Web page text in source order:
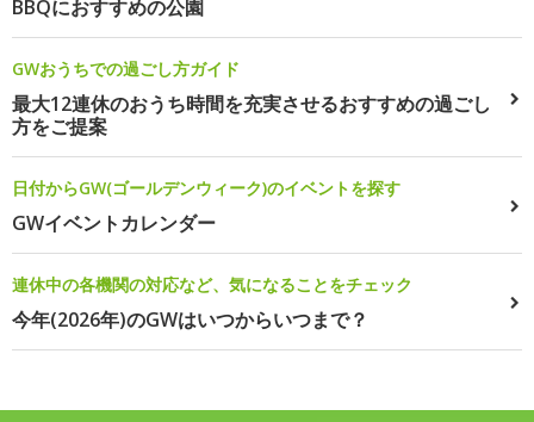
BBQにおすすめの公園
GWおうちでの過ごし方ガイド
最大12連休のおうち時間を充実させるおすすめの過ごし
方をご提案
日付からGW(ゴールデンウィーク)のイベントを探す
GWイベントカレンダー
連休中の各機関の対応など、気になることをチェック
今年(2026年)のGWはいつからいつまで？